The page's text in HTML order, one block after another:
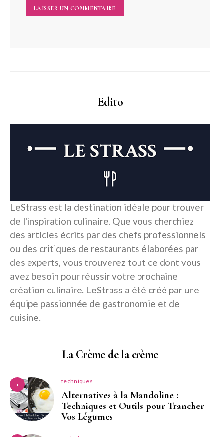
Edito
LeStrass est la destination idéale pour trouver
de l'inspiration culinaire. Que vous cherchiez
des articles écrits par des chefs professionnels
ou des critiques de restaurants élaborées par
des experts, vous trouverez tout ce dont vous
avez besoin pour réussir votre prochaine
création culinaire. LeStrass a été créé par une
équipe passionnée de gastronomie et de
cuisine.
La Crème de la crème
1 techniques
Alternatives à la Mandoline :
Techniques et Outils pour Trancher
Vos Légumes